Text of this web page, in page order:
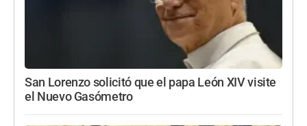
San Lorenzo solicitó que el papa León XIV visite
el Nuevo Gasómetro